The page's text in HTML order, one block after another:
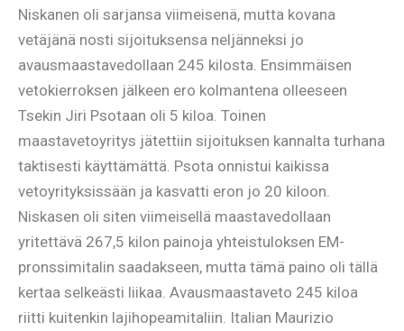
Niskanen oli sarjansa viimeisenä, mutta kovana
vetäjänä nosti sijoituksensa neljänneksi jo
avausmaastavedollaan 245 kilosta. Ensimmäisen
vetokierroksen jälkeen ero kolmantena olleeseen
Tsekin Jiri Psotaan oli 5 kiloa. Toinen
maastavetoyritys jätettiin sijoituksen kannalta turhana
taktisesti käyttämättä. Psota onnistui kaikissa
vetoyrityksissään ja kasvatti eron jo 20 kiloon.
Niskasen oli siten viimeisellä maastavedollaan
yritettävä 267,5 kilon painoja yhteistuloksen EM-
pronssimitalin saadakseen, mutta tämä paino oli tällä
kertaa selkeästi liikaa. Avausmaastaveto 245 kiloa
riitti kuitenkin lajihopeamitaliin. Italian Maurizio